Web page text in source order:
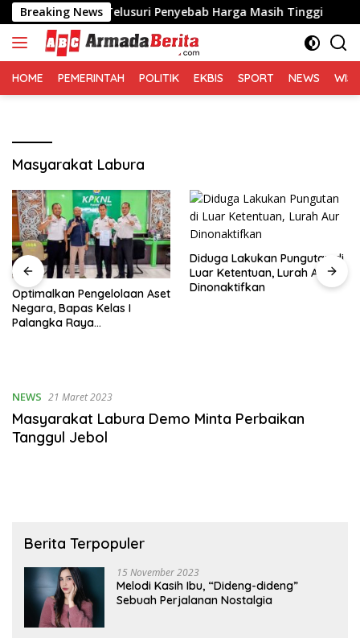
Langsung
ke
konten
Breaking News
Telusuri Penyebab Harga Masih Tinggi
HOME PEMERINTAH POLITIK EKBIS SPORT NEWS
Masyarakat Labura
Optimalkan Pengelolaan Aset
Negara, Bapas Kelas I
Palangka Raya
Diduga Lakukan Pungutan di
Luar Ketentuan, Lurah Aur
Dinonaktifkan
NEWS 21 Maret 2023
Masyarakat Labura Demo Minta Perbaikan
Tanggul Jebol
Berita Terpopuler
15 November 2023
Melodi Kasih Ibu, “Dideng-dideng”
Sebuah Perjalanan Nostalgia